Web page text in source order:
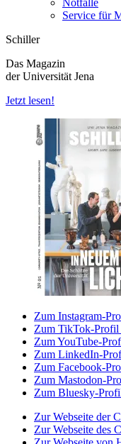
Service für
Schiller
Das Magazin
der Universität Jena
Jetzt lesen!
Zum Instagram-
Zum TikTok-Profil
Zum YouTube-
Zum LinkedIn-
Zum Facebook-
Zum Mastodon-
Zum Bluesky-
Zur Webseite der
Zur Webseite des